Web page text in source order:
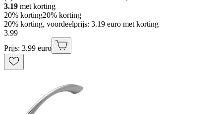
3.19 met korting
20% korting20% korting
20% korting, voordeelprijs: 3.19 euro met korting
3.99
Prijs: 3.99 euro